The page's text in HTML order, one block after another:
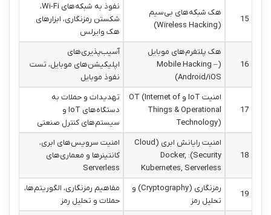
15
هک شبکه‌های بی‌سیم
(Wireless Hacking)
نفوذ به شبکه‌های Wi-Fi،
شکستن رمزنگاری، ابزارهای
هک وایرلس
16
هک پلتفرم‌های موبایل
(Mobile Hacking –
Android/iOS)
آسیب‌پذیری‌های
اپلیکیشن‌های موبایل، تست
نفوذ موبایل
17
امنیت IoT و OT (Internet of
Things & Operational
Technology)
تهدیدات و حملات به
دستگاه‌های IoT و
سیستم‌های کنترل صنعتی
18
امنیت رایانش ابری (Cloud
Security): Docker,
Kubernetes, Serverless
امنیت سرویس‌های ابری،
کانتینرها و معماری‌های
Serverless
19
رمزنگاری (Cryptography) و
تحلیل رمز
مفاهیم رمزنگاری، الگوریتم‌ها،
حملات و تحلیل رمز